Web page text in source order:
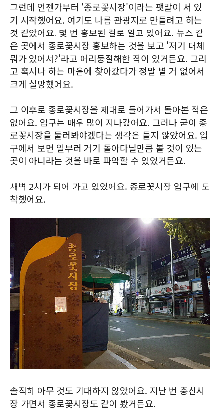
그런데 언젠가부터 '종로꽃시장'이라는 팻말이 서 있
기 시작했어요. 여기도 나름 관광지로 만들려고 하는
것 같았어요. 몇 번 홍보된 걸로 알고 있어요. 뉴스 같
은 곳에서 종로꽃시장 홍보하는 것을 보고 '저기 대체
뭐가 있어서?'라고 어리둥절해한 적이 있거든요. 그리
고 혹시나 하는 마음에 찾아갔다가 정말 별 거 없어서
크게 실망했어요.
그 이후로 종로꽃시장을 제대로 들어가서 돌아본 적은
없어요. 입구는 매우 많이 지나갔어요. 그러나 굳이 종
로꽃시장을 둘러봐야겠다는 생각은 들지 않았어요. 입
구에서 보면 일부러 거기 돌아다닐만큼 볼 것이 있는
곳이 아니라는 것을 바로 파악할 수 있었거든요.
새벽 2시가 되어 가고 있었어요. 종로꽃시장 입구에 도
착했어요.
솔직히 아무 것도 기대하지 않았어요. 지난 번 충신시
장 가면서 종로꽃시장도 같이 봤거든요.